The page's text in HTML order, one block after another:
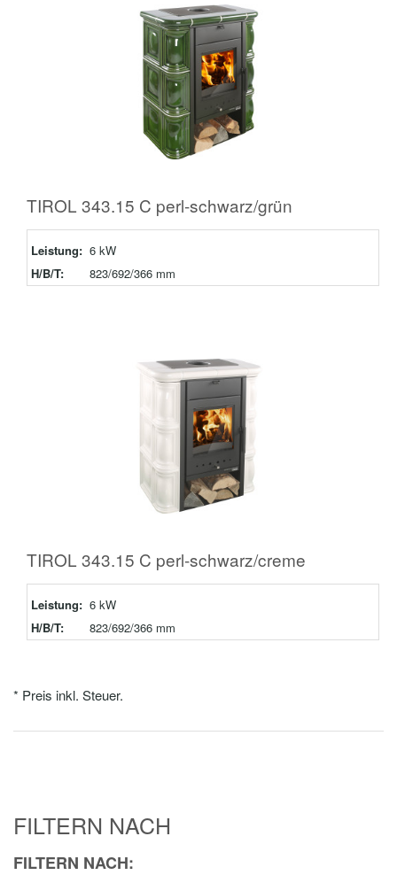
TIROL 343.15 C perl-schwarz/grün
Leistung: 6 kW
H/B/T:
823/692/366 mm
TIROL 343.15 C perl-schwarz/creme
Leistung: 6 kW
H/B/T:
823/692/366 mm
* Preis inkl. Steuer.
FILTERN NACH
FILTERN NACH: